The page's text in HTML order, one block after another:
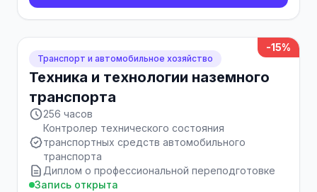
-15%
Транспорт и автомобильное хозяйство
Техника и технологии наземного
транспорта
256 часов
Контролер технического состояния
транспортных средств автомобильного
транспорта
Диплом о профессиональной переподготовке
Запись открыта